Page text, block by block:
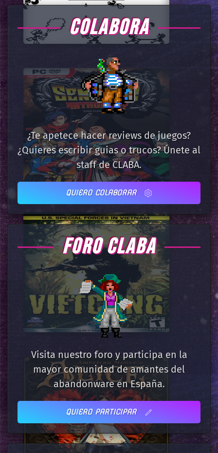
COLABORA
¿Te apetece hacer reviews de juegos?
¿Quieres escribir guias o trucos? Únete al
staff de CLABA.
QUIERO COLABORAR
FORO CLABA
Visita nuestro foro y participa en la
mayor comunidad de amantes del
abandonware en España.
QUIERO PARTICIPAR